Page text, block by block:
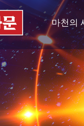
마천의